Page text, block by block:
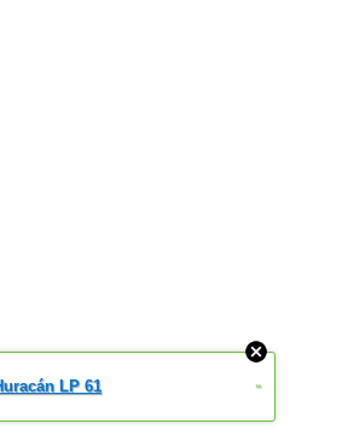
LP 61 »